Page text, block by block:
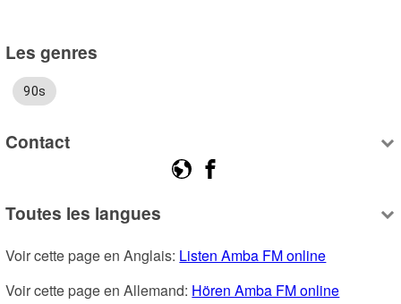
Les genres
90s
Contact
Toutes les langues
Voir cette page en Anglais: Listen Amba FM online
Voir cette page en Allemand: Hören Amba FM online